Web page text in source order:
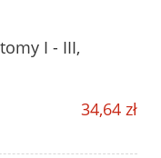
I - III,
34,64 zł